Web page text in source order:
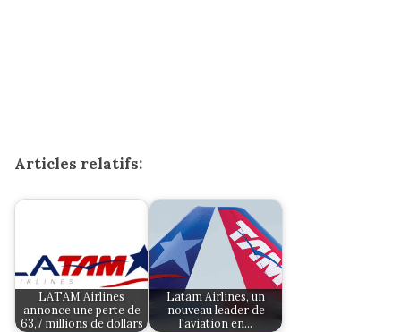
Articles relatifs:
LATAM Airlines
annonce une perte de
63,7 millions de dollars
Latam Airlines, un
nouveau leader de
l'aviation en…